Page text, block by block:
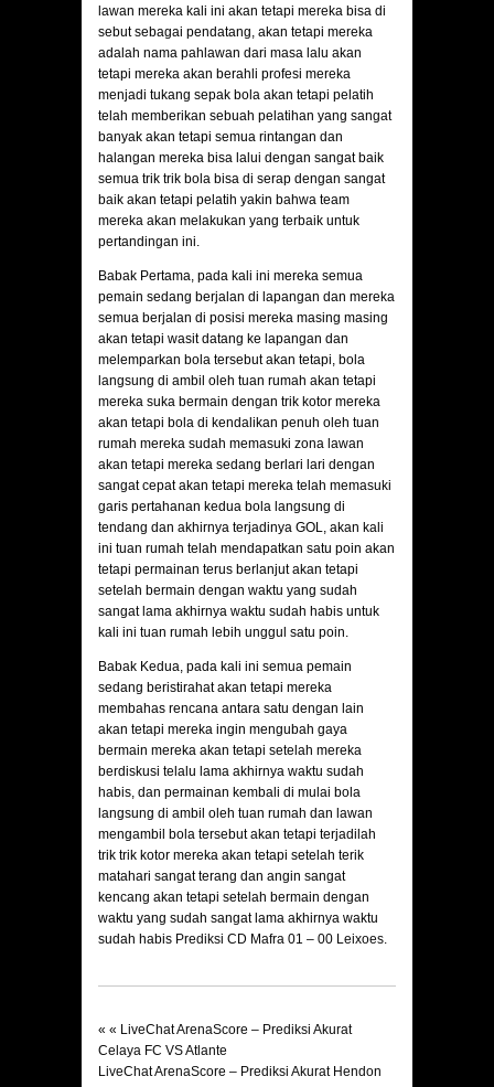
lawan mereka kali ini akan tetapi mereka bisa di
sebut sebagai pendatang, akan tetapi mereka
adalah nama pahlawan dari masa lalu akan
tetapi mereka akan berahli profesi mereka
menjadi tukang sepak bola akan tetapi pelatih
telah memberikan sebuah pelatihan yang sangat
banyak akan tetapi semua rintangan dan
halangan mereka bisa lalui dengan sangat baik
semua trik trik bola bisa di serap dengan sangat
baik akan tetapi pelatih yakin bahwa team
mereka akan melakukan yang terbaik untuk
pertandingan ini.
Babak Pertama, pada kali ini mereka semua
pemain sedang berjalan di lapangan dan mereka
semua berjalan di posisi mereka masing masing
akan tetapi wasit datang ke lapangan dan
melemparkan bola tersebut akan tetapi, bola
langsung di ambil oleh tuan rumah akan tetapi
mereka suka bermain dengan trik kotor mereka
akan tetapi bola di kendalikan penuh oleh tuan
rumah mereka sudah memasuki zona lawan
akan tetapi mereka sedang berlari lari dengan
sangat cepat akan tetapi mereka telah memasuki
garis pertahanan kedua bola langsung di
tendang dan akhirnya terjadinya GOL, akan kali
ini tuan rumah telah mendapatkan satu poin akan
tetapi permainan terus berlanjut akan tetapi
setelah bermain dengan waktu yang sudah
sangat lama akhirnya waktu sudah habis untuk
kali ini tuan rumah lebih unggul satu poin.
Babak Kedua, pada kali ini semua pemain
sedang beristirahat akan tetapi mereka
membahas rencana antara satu dengan lain
akan tetapi mereka ingin mengubah gaya
bermain mereka akan tetapi setelah mereka
berdiskusi telalu lama akhirnya waktu sudah
habis, dan permainan kembali di mulai bola
langsung di ambil oleh tuan rumah dan lawan
mengambil bola tersebut akan tetapi terjadilah
trik trik kotor mereka akan tetapi setelah terik
matahari sangat terang dan angin sangat
kencang akan tetapi setelah bermain dengan
waktu yang sudah sangat lama akhirnya waktu
sudah habis Prediksi CD Mafra 01 – 00 Leixoes.
« « LiveChat ArenaScore – Prediksi Akurat
Celaya FC VS Atlante
LiveChat ArenaScore – Prediksi Akurat Hendon